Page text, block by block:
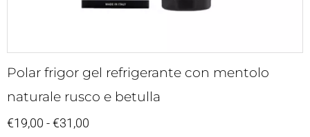
Polar frigor gel refrigerante con mentolo
naturale rusco e betulla
€19,00 - €31,00